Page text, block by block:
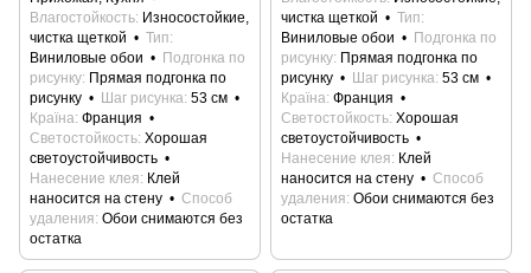
Влагостойкость Износостойкие,
чистка щеткой
Тип
Виниловые обои
Подгонка по
рисунку Прямая подгонка по
рисунку
Шаг рисунка 53 см
Країна Франция
Светостойкость Хорошая
светоустойчивость
Нанесение клея
Клей
наносится на стену
Способ
удаления Обои снимаются без
остатка
чистка щеткой
Тип
Виниловые обои
Подгонка по
рисунку Прямая подгонка по
рисунку
Шаг рисунка 53 см
Країна Франция
Светостойкость Хорошая
светоустойчивость
Нанесение клея
Клей
наносится на стену
Способ
удаления Обои снимаются без
остатка